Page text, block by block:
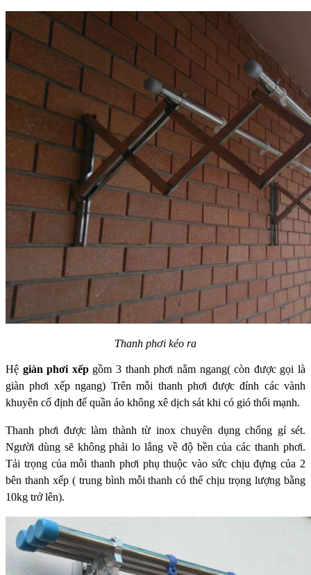
Thanh phơi kéo ra
Hệ giàn phơi xếpgồm 3 thanh phơi nằm ngang( còn được gọi là
giànphơi xếp ngang) Trên mỗi thanh phơi được đính các vành
khuyên cố định để quần áo không xê dịch sát khi có gió thổi mạnh.
Thanh phơi được làm thành từ inoxchuyên dụng chống gỉ sét.
Người dùng sẽ không phải lo lắng về độ bền của các thanh phơi.
Tải trọng của mỗi thanh phơi phụ thuộc vào sức chịu đựng của 2
bên thanh xếp ( trung bình mỗi thanh có thể chịu trọng lượng bằng
10kg trở lên).